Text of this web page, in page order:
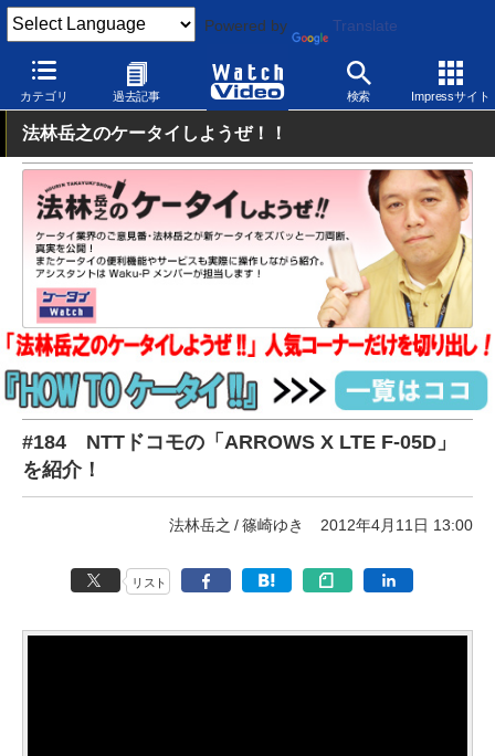
Powered by Translate
カテゴリ 過去記事 検索 Impressサイト
Watch Video モバイル スマートフォン Android
法林岳之のケータイしようぜ！！
#184 NTTドコモの「ARROWS X LTE F-05D」
を紹介！
法林岳之 篠崎ゆき 2012年4月11日 13:00
リスト